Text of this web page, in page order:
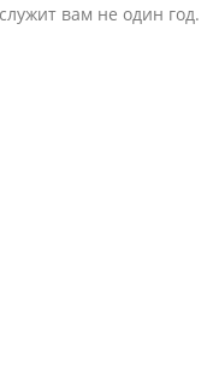
вам не один год.